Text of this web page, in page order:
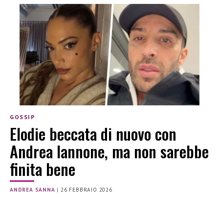
GOSSIP
Elodie beccata di nuovo con
Andrea Iannone, ma non sarebbe
finita bene
ANDREA SANNA |26 FEBBRAIO 2026